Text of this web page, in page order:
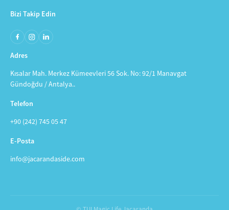
Bizi Takip Edin
Adres
Kısalar Mah. Merkez Kümeevleri 56 Sok. No: 92/1 Manavgat
Gündoğdu / Antalya..
Telefon
+90 (242) 745 05 47
E-Posta
info@jacarandaside.com